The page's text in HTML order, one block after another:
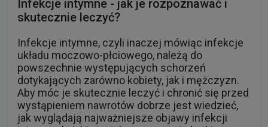
Infekcje intymne, czyli inaczej mówiąc infekcje
układu moczowo-płciowego, należą do
dotykających zarówno kobiety, jak i mężczyzn.
Aby móc je skutecznie leczyć i chronić się przed
wystąpieniem nawrotów dobrze jest wiedzieć,
jak wyglądają najważniejsze objawy infekcji
intymnych, jakie są ich przyczyny i skutki oraz
jak powinna wyglądać skuteczna profilaktyka
takich zakażeń.